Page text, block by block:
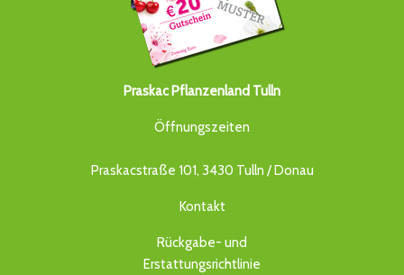
Praskac Pflanzenland Tulln
Öffnungszeiten
Praskacstraße 101, 3430 Tulln / Donau
Kontakt
Rückgabe- und
Erstattungsrichtlinie